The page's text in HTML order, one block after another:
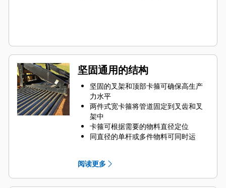
坚固通用的结构
坚固的叉架和顶部卡箍可确保高生产
力水平
两件式宽卡箍将管道固定到叉齿和叉
架中
卡箍可根据需要的物料直径定位
同直径的单杆或多件物料可同时运
阅读更多